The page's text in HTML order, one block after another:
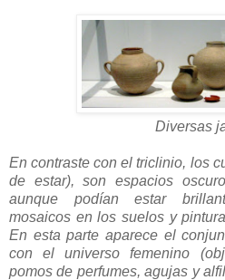
Diversas
En contraste con el triclinio, los
de estar), son espacios
aunque podían estar
mosaicos en los suelos y
En esta parte aparece el
con el universo femenino
pomos de perfumes, agujas y